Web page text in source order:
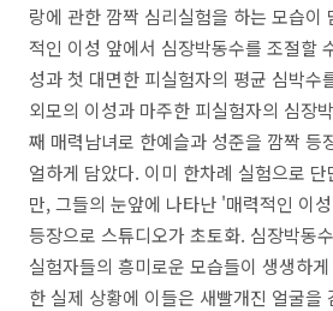
랑에 관한 깜짝 심리실험을 하는 모습이
적인 이성 앞에서 심장박동수를 조절할
성과 첫 대면한 피실험자의 평균 심박수
외모의 이성과 마주한 피실험자의 심장
째 매력남녀로 한예슬과 성준을 깜짝 등
얼하게 담았다. 이미 한차례 실험으로
만, 그들의 눈앞에 나타난 '매력적인 이
등장으로 스튜디오가 초토화. 심장박동
실험자들의 흥미로운 모습들이 생생하
한 실제 상황에 이들은 새빨개진 얼굴을